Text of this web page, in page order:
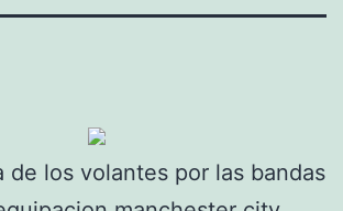
de los volantes por las bandas